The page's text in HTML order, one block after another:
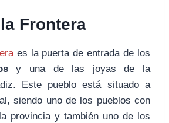
Frontera
es la puerta de entrada de los
y una de las joyas de la
Este pueblo está situado a
siendo uno de los pueblos con
provincia y también uno de los